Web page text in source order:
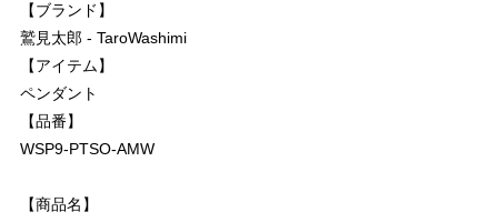
【ブランド】
鷲見太郎 - TaroWashimi
【アイテム】
ペンダント
【品番】
WSP9-PTSO-AMW
【商品名】